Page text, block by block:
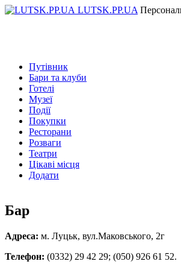
LUTSK.PP.UA
Путівник
Бари та клуби
Готелі
Музеї
Події
Покупки
Ресторани
Розваги
Театри
Цікаві місця
Додати
Бар
Адреса: м. Луцьк, вул.Маковського, 2г
Телефон: (0332) 29 42 29; (050) 926 61 52.